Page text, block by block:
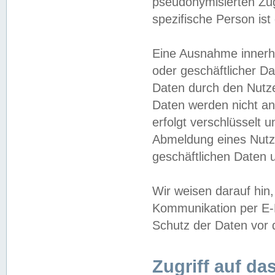
spezifische Person
Eine Ausnahme
oder geschäftlicher
Daten durch den
Daten werden nicht
erfolgt verschlüsselt
Abmeldung eines
geschäftlichen Daten
Wir weisen darauf
Kommunikation per
Schutz der Daten vor
Zugriff auf